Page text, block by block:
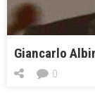
Giancarlo
0